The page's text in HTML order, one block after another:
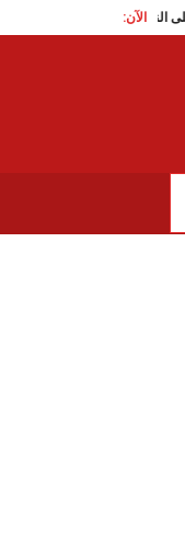
الآن:
الفوري على الناشطة